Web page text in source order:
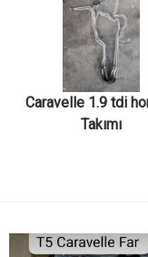
Caravelle 1.9 tdi
Takımı